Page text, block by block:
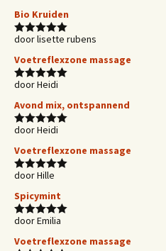
Bio Kruiden
Waardering
door lisette rubens
Voetreflexzone massage
Waardering
door Heidi
Avond mix, ontspannend
Waardering
door Heidi
Voetreflexzone massage
Waardering
door Hille
Spicymint
Waardering
door Emilia
Voetreflexzone massage